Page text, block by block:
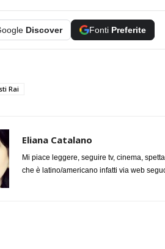
Discover Fonti Preferite
Rai
Eliana Catalano
Mi piace leggere, seguire tv, cinema,
che è latino/americano infatti via web